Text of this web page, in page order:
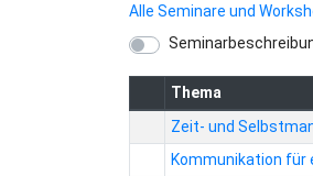
Alle Seminare und
Thema
Zeit- und
Kommunikation für